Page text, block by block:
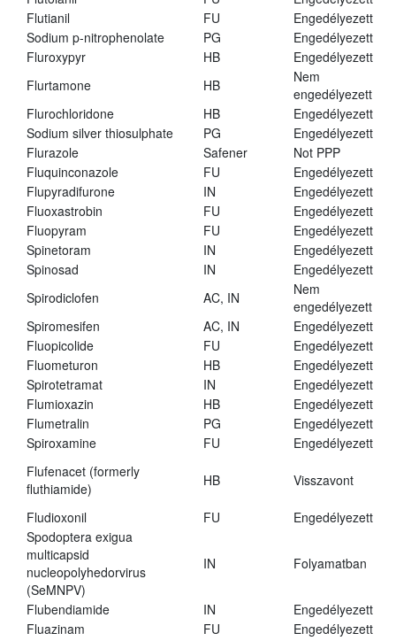
Flutianil
FU
Engedélyezett
Sodium p-nitrophenolate
PG
Engedélyezett
Fluroxypyr
HB
Engedélyezett
Flurtamone
HB
Nem
engedélyezett
Flurochloridone
HB
Engedélyezett
Sodium silver thiosulphate
PG
Engedélyezett
Flurazole
Safener
Not PPP
Fluquinconazole
FU
Engedélyezett
Flupyradifurone
IN
Engedélyezett
Fluoxastrobin
FU
Engedélyezett
Fluopyram
FU
Engedélyezett
Spinetoram
IN
Engedélyezett
Spinosad
IN
Engedélyezett
Spirodiclofen
AC, IN
Nem
engedélyezett
Spiromesifen
AC, IN
Engedélyezett
Fluopicolide
FU
Engedélyezett
Fluometuron
HB
Engedélyezett
Spirotetramat
IN
Engedélyezett
Flumioxazin
HB
Engedélyezett
Flumetralin
PG
Engedélyezett
Spiroxamine
FU
Engedélyezett
Flufenacet (formerly
fluthiamide)
HB Visszavont
Fludioxonil FU
Engedélyezett
Spodoptera exigua
multicapsid
nucleopolyhedorvirus
(SeMNPV)
IN Folyamatban
Flubendiamide IN
Engedélyezett
Fluazinam
FU
Engedélyezett